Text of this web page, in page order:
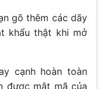
gõ thêm các dãy
khẩu thật khi mở
cạnh hoàn toàn
được mật mã của